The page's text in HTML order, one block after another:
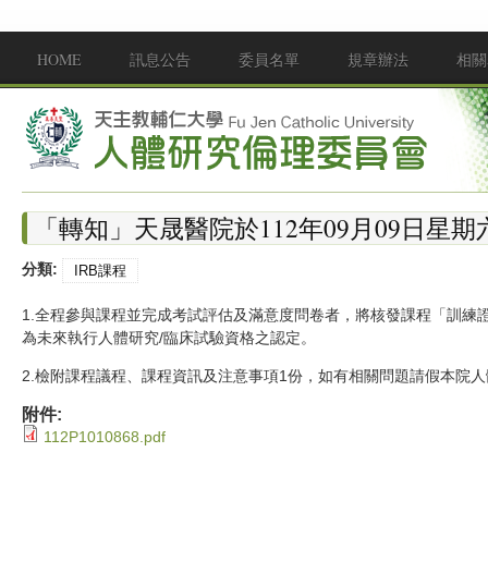
Main menu
HOME 訊息公告 委員名單 規章辦法 相
「轉知」天晟醫院於112年09月09日星
分類: IRB課程
1.全程參與課程並完成考試評估及滿意度問卷者，將核發課程「訓
為未來執行人體研究/臨床試驗資格之認定。
2.檢附課程議程、課程資訊及注意事項1份，如有相關問題請假本院
附件:
112P1010868.pdf